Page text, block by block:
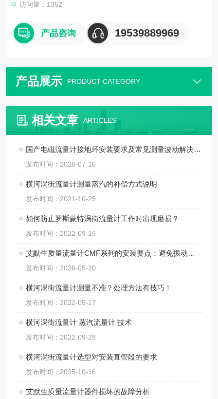
访问量：1352
产品咨询 19539889969
产品展示 PRODUCT CATEGORY
相关文章 ARTICLES
国产电磁流量计接地环安装要求及常见测量波动解决方法
发布时间：2026-07-16
横河涡街流量计测量蒸汽的补偿方式说明
发布时间：2021-10-25
如何防止罗斯蒙特涡街流量计工作时出现磨损？
发布时间：2022-09-15
艾默生质量流量计CMF系列的安装要点：避免振动、应力与两相流干扰
发布时间：2026-05-20
横河涡街流量计测量不准？处理方法有技巧！
发布时间：2022-05-17
横河涡街流量计 蒸汽流量计 技术
发布时间：2022-09-28
横河涡街流量计选型对安装直管段的要求
发布时间：2025-10-16
艾默生质量流量计器件损坏的故障分析